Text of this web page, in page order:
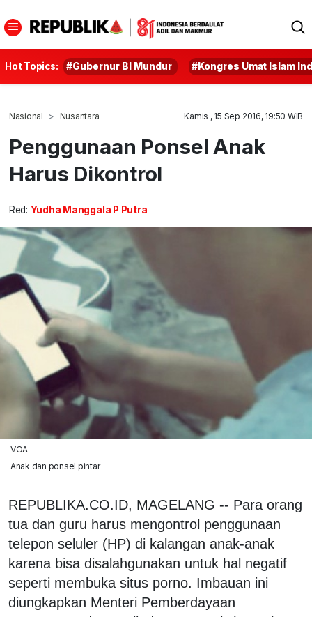
Hot Topics: #Gubernur BI Mundur #Kongres Umat Islam
Nasional Nusantara Kamis , 15 Sep 2016, 19:50 WIB
Penggunaan Ponsel Anak
Harus Dikontrol
Red: Yudha Manggala P Putra
VOA
Anak dan ponsel pintar
REPUBLIKA.CO.ID, MAGELANG -- Para orang
tua dan guru harus mengontrol penggunaan
telepon seluler (HP) di kalangan anak-anak
karena bisa disalahgunakan untuk hal negatif
seperti membuka situs porno. Imbauan ini
diungkapkan Menteri Pemberdayaan